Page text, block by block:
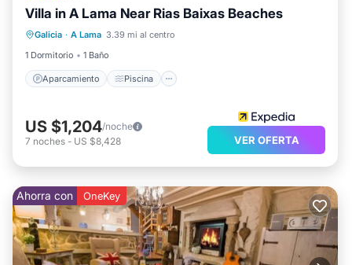
Villa in A Lama Near Rias Baixas Beaches
Galicia · A Lama 3.39 mi al centro
1 Dormitorio
1 Baño
Aparcamiento Piscina
Aparcamiento
Piscina
Balcón/Terraza
Cocina
US $1,204/noche
7 noches - US $8,428 VER OFERTA
Ahorra con OneKey